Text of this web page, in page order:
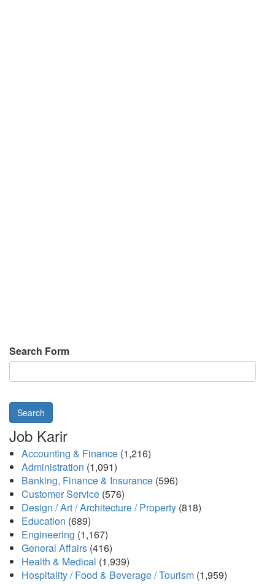
Search Form
Search
Job Karir
Accounting & Finance (1,216)
Administration (1,091)
Banking, Finance & Insurance (596)
Customer Service (576)
Design / Art / Architecture / Property (818)
Education (689)
Engineering (1,167)
General Affairs (416)
Health & Medical (1,939)
Hospitality / Food & Beverage / Tourism (1,959)